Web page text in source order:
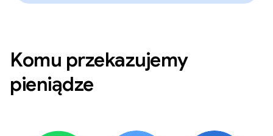
Komu przekazujemy
pieniądze